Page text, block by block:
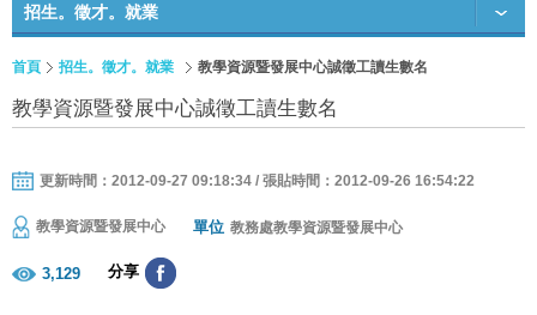
招生。徵才。就業
首頁 招生。徵才。就業 教學資源暨發展中心誠徵工讀生數名
教學資源暨發展中心誠徵工讀生數名
更新時間：2012-09-27 09:18:34 / 張貼時間：2012-09-26 16:54:22
教學資源暨發展中心 單位 教務處教學資源暨發展中心
3,129 分享